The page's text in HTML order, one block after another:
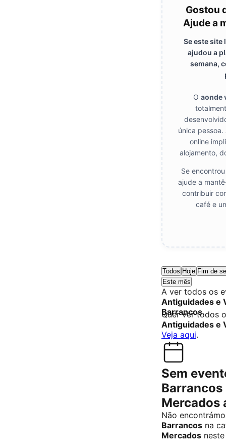
Gostou
Ajude a
Se este site
ajudou a
semana,
O aonde
única pessoa.
online
alojamento,
Se
ajude a
contribuir
café e
Todos Hoje Fim de
Este mês
A ver todos os
Antiguidades e
Barrancos.
Quer ver todos
Antiguidades e
Veja aqui.
Sem
Barrancos
Mercados
Não
Barrancos na
Mercados